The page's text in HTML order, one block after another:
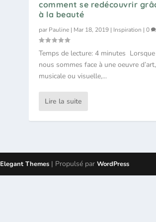
comment se redécouvrir
à la beauté
par Pauline | Mar 18, 2019 | Inspiration | 0
Temps de lecture: 4 minutes Lorsque
nous sommes face à une oeuvre d’art,
musicale ou visuelle,...
Lire la suite
Elegant Themes | Propulsé parWordPress